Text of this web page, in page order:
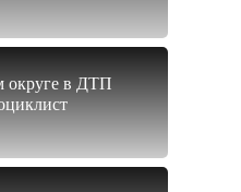
округе в ДТП